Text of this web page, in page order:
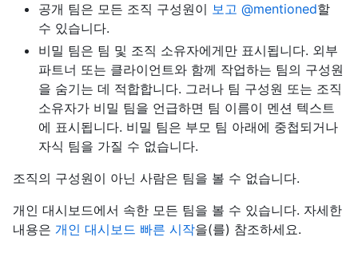
공개 팀은 모든 조직 구성원이 보고 @mentioned할
수 있습니다.
비밀 팀은 팀 및 조직 소유자에게만 표시됩니다. 외부
파트너 또는 클라이언트와 함께 작업하는 팀의 구성원
을 숨기는 데 적합합니다. 그러나 팀 구성원 또는 조직
소유자가 비밀 팀을 언급하면 팀 이름이 멘션 텍스트
에 표시됩니다. 비밀 팀은 부모 팀 아래에 중첩되거나
자식 팀을 가질 수 없습니다.
조직의 구성원이 아닌 사람은 팀을 볼 수 없습니다.
개인 대시보드에서 속한 모든 팀을 볼 수 있습니다. 자세한
내용은 개인 대시보드 빠른 시작을(를) 참조하세요.